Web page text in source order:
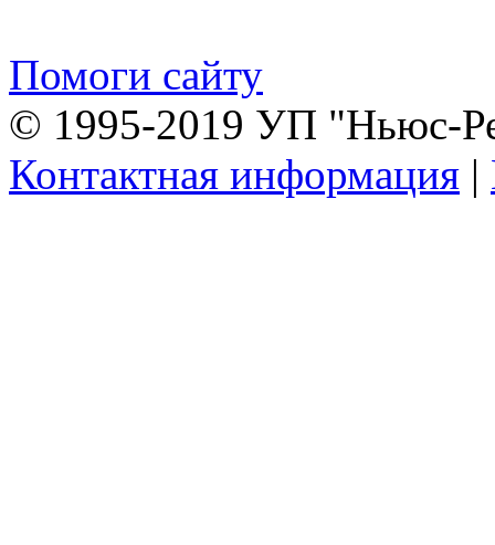
Помоги сайту
© 1995-2019 УП "Ньюс-
Контактная информация |